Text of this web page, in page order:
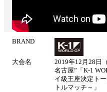
BRAND
大会名
2019年12月28日
名古屋”「K-1
イ級王座決定ト
トルマッチ～」